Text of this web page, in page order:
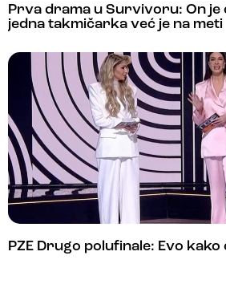
Prva drama u Survivoru: On je
jedna takmičarka već je na meti
PZE Drugo polufinale: Evo kako